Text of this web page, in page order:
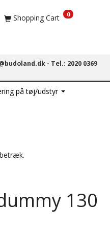
Shopping Cart 0
- Tel.: 2020 0369
på tøj/udstyr
130